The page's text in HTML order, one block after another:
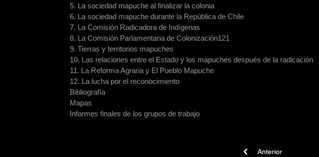
5. La sociedad mapuche al finalizar la colonia
6. La sociedad mapuche durante la República de Chile
7. La Comisión Radicadora de Indígenas
8. La Comisión Parlamentaria de Colonización121
9. Tierras y territorios mapuches
10. Las relaciones entre el Estado y los mapuches después de la radicación
11. La Reforma Agraria y El Pueblo Mapuche
12. La lucha por el reconocimiento
Bibliografía
Mapas
Informes finales de los grupos de trabajo
Previous article:
Anterior